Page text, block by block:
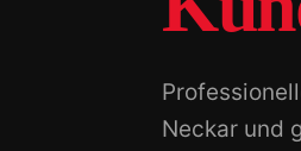
Neckar und